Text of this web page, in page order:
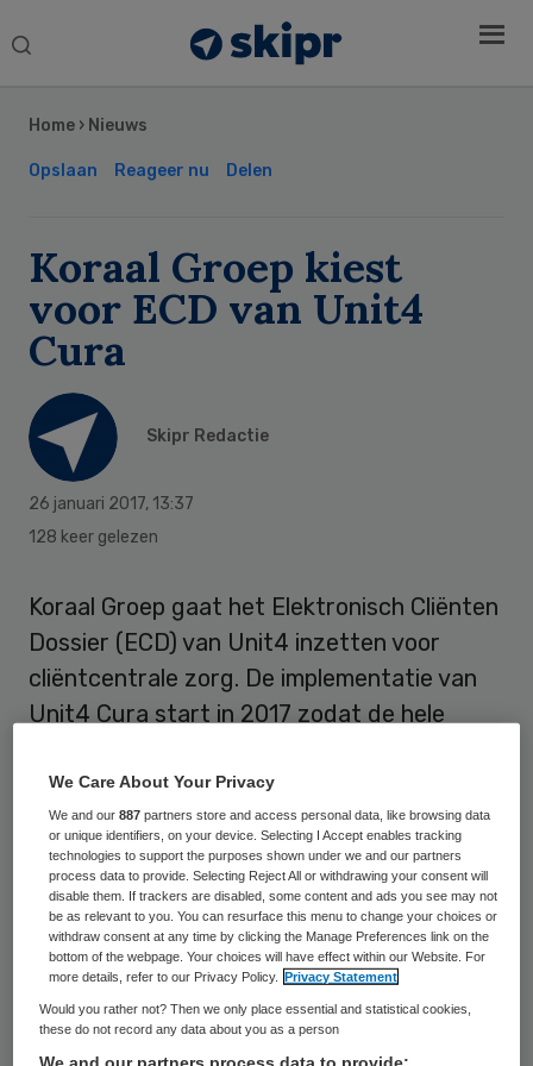
Search
Home › Nieuws
Opslaan Reageer nu Delen
Koraal Groep kiest
voor ECD van Unit4
Cura
Skipr Redactie
26 januari 2017, 13:37
128 keer gelezen
Koraal Groep gaat het Elektronisch Cliënten
Dossier (ECD) van Unit4 inzetten voor
cliëntcentrale zorg. De implementatie van
Unit4 Cura start in 2017 zodat de hele
kan werken.
Koraal Groep is het overkoepelende orgaan
voor meer dan tien stichtingen in Brabant
en Limburg. De circa drieduizend
medewerkers bieden advies en
ondersteuning aan mensen met een
ernstige lichamelijke, verstandelijke en/of
psychosociale beperking op het gebied van
Sidebar
We Care About Your Privacy
We and our887 partners store and access personal data, like browsing data
or unique identifiers, on your device. Selecting I Accept enables tracking
technologies to support the purposes shown under we and our partners
process data to provide. Selecting Reject All or withdrawing your consent will
disable them. If trackers are disabled, some content and ads you see may not
be as relevant to you. You can resurface this menu to change your choices or
withdraw consent at any time by clicking the Manage Preferences link on the
bottom of the webpage. Your choices will have effect within our Website. For
more details, refer to our Privacy Policy.
Privacy Statement
Would you rather not? Then we only place essential and statistical cookies,
these do not record any data about you as a person